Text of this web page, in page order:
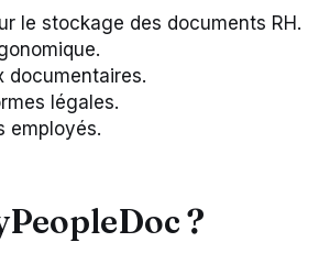
le stockage des documents RH.
documentaires.
légales.
employés.
?